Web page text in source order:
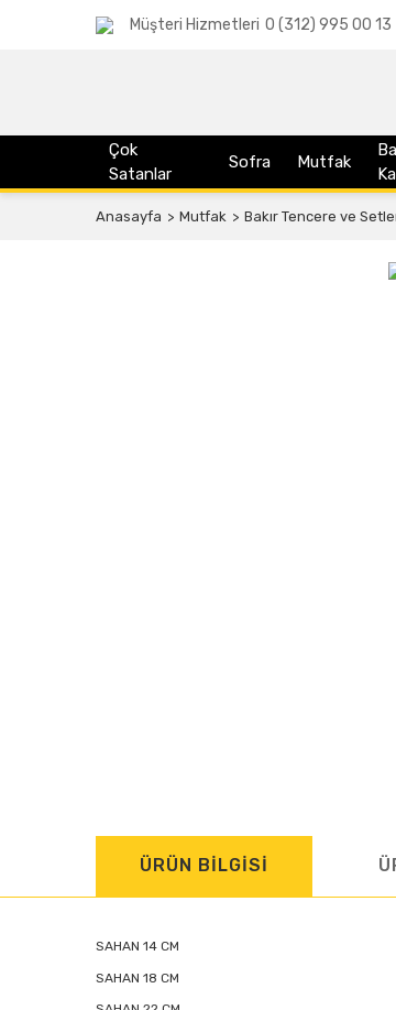
Müşteri Hizmetleri 0 (312) 995 00 13
Çok
Satanlar
Sofra Mutfak
Anasayfa Mutfak Bakır Tencere ve
ÜRÜN BİLGİSİ
SAHAN 14 CM
SAHAN 18 CM